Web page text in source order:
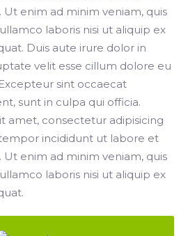
Ut enim ad minim veniam, quis
laboris nisi ut aliquip ex
Duis aute irure dolor in
velit esse cillum dolore eu
sint occaecat
sunt in culpa qui officia.
amet, consectetur adipisicing
incididunt ut labore et
Ut enim ad minim veniam, quis
laboris nisi ut aliquip ex